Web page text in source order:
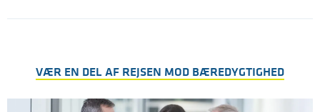
VÆR EN DEL AF REJSEN MOD BÆREDYGTIGHED